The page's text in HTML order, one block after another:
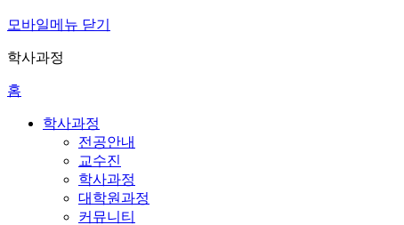
모바일메뉴 닫기
학사과정
홈
학사과정
전공안내
교수진
학사과정
대학원과정
커뮤니티